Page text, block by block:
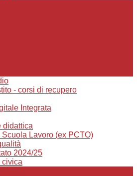
- corsi di recupero
Integrata
didattica
Scuola Lavoro (ex PCTO)
2024/25
civica